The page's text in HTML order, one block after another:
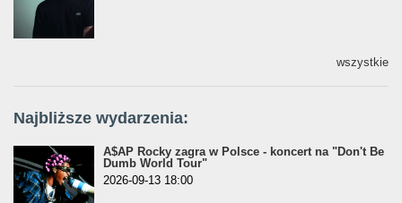
wszystkie
Najbliższe wydarzenia:
A$AP Rocky zagra w Polsce - koncert na "Don't Be
Dumb World Tour"
2026-09-13 18:00